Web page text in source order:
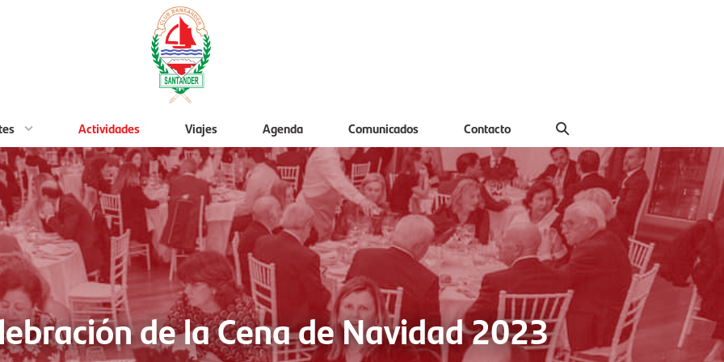
Actividades Viajes Agenda Comunicados Contacto
de la Cena de Navidad 2023